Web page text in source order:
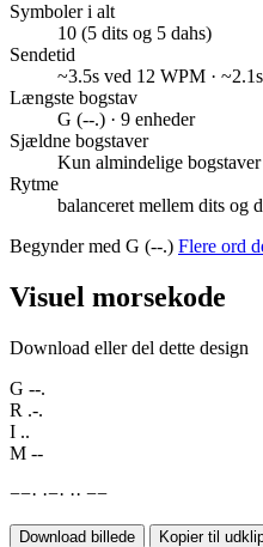
Symboler i alt
10 (5 dits og 5 dahs)
Sendetid
~3.5s ved 12 WPM ·
Længste bogstav
G (--.) · 9 enheder
Sjældne bogstaver
Kun almindelige bogstaver
Rytme
balanceret mellem dits og
Begynder med G (--.) Flere ord
Visuel morsekode
Download eller del dette design
G --.
R .-.
I ..
M --
−−· ·−· ·· −−
Download billede Kopier til